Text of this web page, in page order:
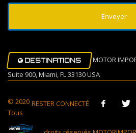
DESTINATIONS
MOTOR
Suite 900, Miami, FL 33130 USA
RESTER CONNECTÉ
© 2020
Tous